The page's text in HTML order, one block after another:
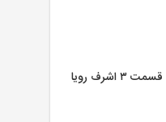
اشرف رویا